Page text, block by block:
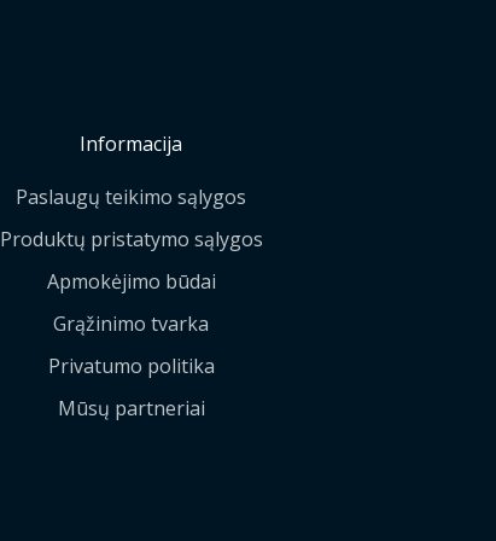
Informacija
Paslaugų teikimo sąlygos
Produktų pristatymo sąlygos
Apmokėjimo būdai
Grąžinimo tvarka
Privatumo politika
Mūsų partneriai